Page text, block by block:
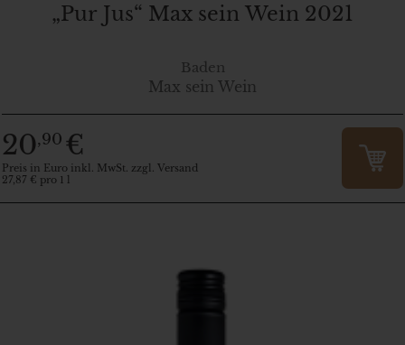
„Pur Jus“ Max sein Wein 2021
Baden
Max sein Wein
20,90 €
Preis in Euro inkl. MwSt. zzgl. Versand
27,87 € pro 1 l